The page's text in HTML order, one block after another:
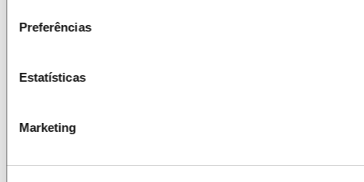
Preferências
Estatísticas
Marketing
Compra um monitor LG UltraGear™, dos modelos
REGISTAR